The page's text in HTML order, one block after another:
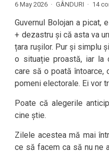
6 May 2026 · GÂNDURI · 14
Guvernul Bolojan a picat,
+ dezastru și că asta va
țara rușilor. Pur și simplu
o situație proastă, iar la
care să o poată întoarce,
pomeni electorale. Ei vor
Poate că alegerile
cine știe.
Zilele acestea mă mai
ce să facem ca să nu ne